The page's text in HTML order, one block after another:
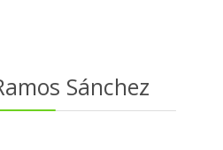
Sánchez